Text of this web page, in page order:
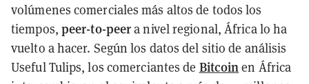
volúmenes comerciales más altos de todos los
tiempos, peer-to-peera nivel regional, África lo ha
vuelto a hacer. Según los datos del sitio de análisis
Useful Tulips, los comerciantes de Bitcoin en África